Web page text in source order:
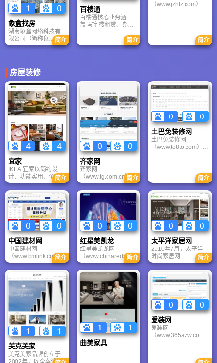
城市（尤其是中部和
象盒找房
湖南象盒网络科技有
限公司（简称象
盒），2018年成立于
综合服务平台，象盒
找房平台以真房源、
强服务、本地化为核
心，主要深耕湖南省
内市场（尤其是长
沙、株洲、湘潭、岳
阳、衡阳等城市），
展，象盒，作为一个
房产交易服务的平
台，提供B2C房屋信
息交流平台以及建立
一个合理生态的O2O
平台。
简介
百楼通
百楼通核心业务涵
盖 写字楼租赁、办公
（共享办公）、独栋
写字楼、产业园区/厂
主要服务对象为中小
资企业及需要升级办
公环境的本地企业。
简介
（www.jzhfz.com），
月，是荆州地区首家
专业房地产门户网
牌。
简介
房屋装修
宜家
IKEA 宜家以简约设
计、功能实用、价格
亲民、自助组装为核
心特色，产品涵盖家
具、家居饰品、厨房
用品、照明、纺织品
等超过9,000种商品，
宜家官网 = 北欧生活
方式 + 实用家居解决
方案 + 数字化购物体
验，宜家它不仅是电
商平台，更是家居灵
感策源地。
简介
齐家网
齐家网
（www.tg.com.cn）隶
属上海齐家网信息科
技股份有限公司，是
中国领先的装修、建
材、家居领域电子商
务网站。通过齐家网
电子商务平台为国内
建材、家居产品销售
供应商和装修设计、
装修施工管理服务供
应商提供一整套的电
子商务解决方案；通
过互联网技术为网络
家装消费用户提供优
质低价的装修家居消
费品和相关服务，帮
助其实现轻松、放心
的家居装修。
简介
土巴兔装修网
土巴兔装修网
（www.to8to.com），
中国唯一全面实现业
主，设计师，装修公
司，商家真实互动、
共享多赢的平台。土
巴兔运营团队由装饰
界顶尖室内设计师和
互联网专家共同组
成，确定了我们一切
以用户价值为依归的
理念。土巴兔装修网
让业主、设计师、装
修公司和商家进行了
更高效，更绿色，更
和谐的交流方式，实
现节约、共享、互
助、多赢。
简介
中国建材网
中国建材网
（www.bmlink.com）
是国内更早的专业建
材网站，也是目前国
内客户量更大、数据
更丰富、访问量更高
的建材网站。中国建
材网建有国内更大的
建材产品数据库和专
业建材目录引擎，内
含13500多个建材站
点，85000余条产品
信息。拥有国内外注
册会员55000多个，
入网缴费客户5800多
家，占国内上网建材
简介
红星美凯龙
红星美凯龙网
（www.chinaredstar.c
om）红星集团的全资
企业，是建立在红星
集团战略支撑，依托
房地产市场发展规律
下应运而生的璀璨地
产之星。红星地产核
心业务为主流城市优
质地段的城市综合体
项目开发，以及在一
些经济发达地区发展
酒店经营管理业务。
在整体战略布局上，
简介
太平洋家居网
2010年7月，太平洋
时尚家居网
（www.pchouse.com
）PChouse正式上
线。凭借强大的资讯
优势，依托太平洋网
站群的整合资源厚积
薄发，以提升读者消
费品质为目标，旨在
建立一个能囊括全面
丰富家居资讯的专业
网络平台。太平洋家
居网专业评测室秉着
业的家居类评测,包括
简介
美克美家
美克美家品牌创立于
2002年，以全案设
曲美家具
爱装网
爱装网
（www.365azw.com
装网科技有限公司独